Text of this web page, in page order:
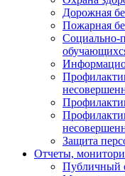
Дорожная
Пожарная
Социально-
Защита
Отчеты,
Публичный